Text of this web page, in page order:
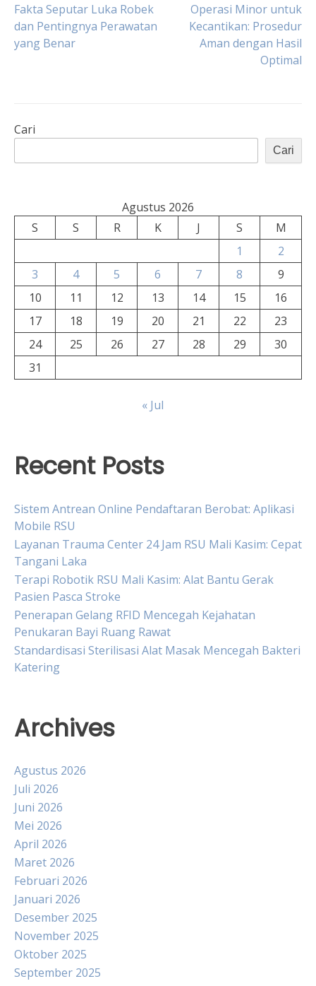
Navigasi
pos
Fakta Seputar Luka Robek
dan Pentingnya Perawatan
yang Benar
Operasi Minor untuk
Kecantikan: Prosedur
Aman dengan Hasil
Optimal
Cari
Cari
Agustus 2026
S
S R K J S
M
1
2
3
4 5 6 7 8
9
10
11 12 13 14 15
16
17
18 19 20 21 22
23
24
25 26 27 28 29
30
31
« Jul
Recent Posts
Sistem Antrean Online Pendaftaran Berobat: Aplikasi
Mobile RSU
Layanan Trauma Center 24 Jam RSU Mali Kasim: Cepat
Tangani Laka
Terapi Robotik RSU Mali Kasim: Alat Bantu Gerak
Pasien Pasca Stroke
Penerapan Gelang RFID Mencegah Kejahatan
Penukaran Bayi Ruang Rawat
Standardisasi Sterilisasi Alat Masak Mencegah Bakteri
Katering
Archives
Agustus 2026
Juli 2026
Juni 2026
Mei 2026
April 2026
Maret 2026
Februari 2026
Januari 2026
Desember 2025
November 2025
Oktober 2025
September 2025